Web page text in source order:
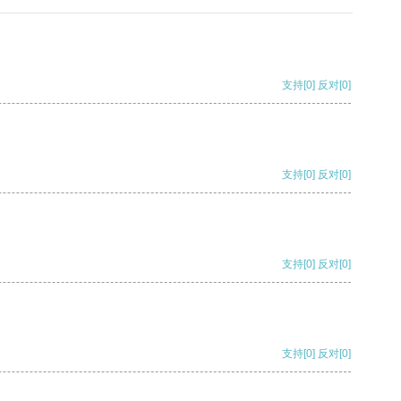
支持[0] 反对[0]
支持[0] 反对[0]
支持[0] 反对[0]
支持[0] 反对[0]